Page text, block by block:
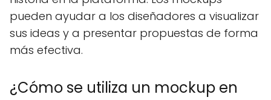
pueden ayudar a los diseñadores a visualizar
sus ideas y a presentar propuestas de forma
más efectiva.
¿Cómo se utiliza un mockup en